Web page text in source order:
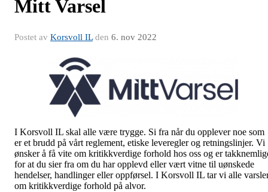
Mitt Varsel
Postet av Korsvoll ILden 6. nov 2022
I Korsvoll IL skal alle være trygge. Si fra når du opplever noe som
er et brudd på vårt reglement, etiske leveregler og retningslinjer. Vi
ønsker å få vite om kritikkverdige forhold hos oss og er
for at du sier fra om du har opplevd eller vært vitne til uønskede
hendelser, handlinger eller oppførsel. I Korsvoll IL tar vi alle
om kritikkverdige forhold på alvor.